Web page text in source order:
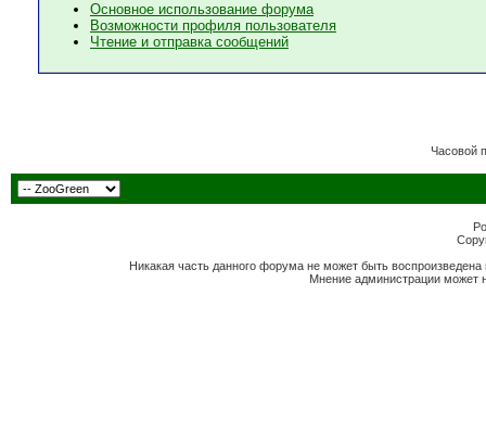
Основное использование форума
Возможности профиля пользователя
Чтение и отправка сообщений
Часовой
Никакая часть данного форума не может быть
Мнение администрации может